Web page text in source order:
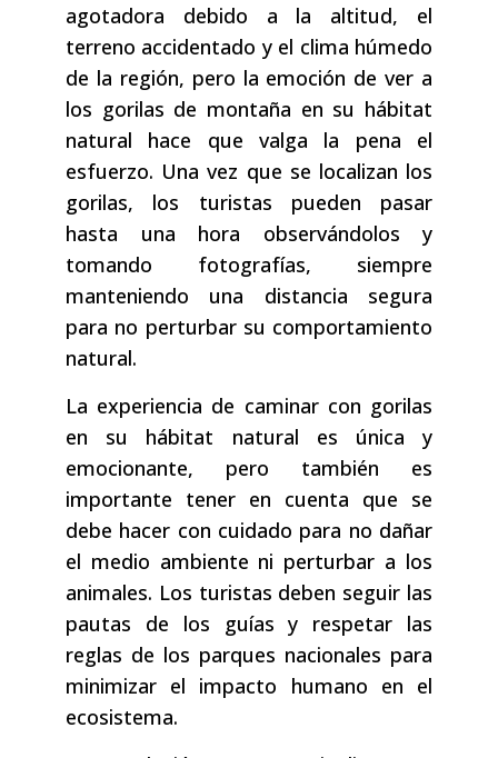
agotadora debido a la altitud, el
terreno accidentado y el clima húmedo
de la región, pero la emoción de ver a
los gorilas de montaña en su hábitat
natural hace que valga la pena el
esfuerzo. Una vez que se localizan los
gorilas, los turistas pueden pasar
hasta una hora observándolos y
tomando fotografías, siempre
manteniendo una distancia segura
para no perturbar su comportamiento
natural.
La experiencia de caminar con gorilas
en su hábitat natural es única y
emocionante, pero también es
importante tener en cuenta que se
debe hacer con cuidado para no dañar
el medio ambiente ni perturbar a los
animales. Los turistas deben seguir las
pautas de los guías y respetar las
reglas de los parques nacionales para
minimizar el impacto humano en el
ecosistema.